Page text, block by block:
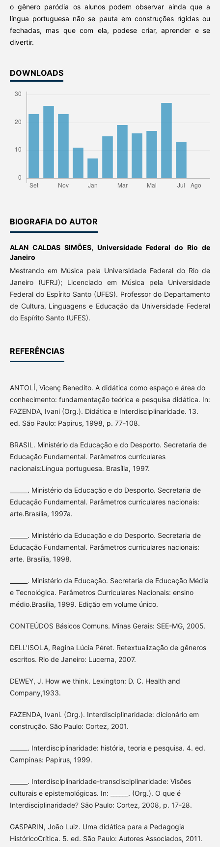
o gênero paródia os alunos podem observar ainda que a
língua portuguesa não se pauta em construções rígidas ou
fechadas, mas que com ela, podese criar, aprender e se
divertir.
DOWNLOADS
BIOGRAFIA DO AUTOR
ALAN CALDAS SIMÕES, Universidade Federal do Rio de
Janeiro
Mestrando em Música pela Universidade Federal do Rio de
Janeiro (UFRJ); Licenciado em Música pela Universidade
Federal do Espírito Santo (UFES). Professor do Departamento
de Cultura, Linguagens e Educação da Universidade Federal
do Espírito Santo (UFES).
REFERÊNCIAS
ANTOLÍ, Vicenç Benedito. A didática como espaço e área do
conhecimento: fundamentação teórica e pesquisa didática. In:
FAZENDA, Ivani (Org.). Didática e Interdisciplinaridade. 13.
ed. São Paulo: Papirus, 1998, p. 77-108.
BRASIL. Ministério da Educação e do Desporto. Secretaria de
Educação Fundamental. Parâmetros curriculares
nacionais:Língua portuguesa. Brasília, 1997.
______. Ministério da Educação e do Desporto. Secretaria de
Educação Fundamental. Parâmetros curriculares nacionais:
arte.Brasília, 1997a.
______. Ministério da Educação e do Desporto. Secretaria de
Educação Fundamental. Parâmetros curriculares nacionais:
arte. Brasília, 1998.
______. Ministério da Educação. Secretaria de Educação Média
e Tecnológica. Parâmetros Curriculares Nacionais: ensino
médio.Brasília, 1999. Edição em volume único.
CONTEÚDOS Básicos Comuns. Minas Gerais: SEE-MG, 2005.
DELL’ISOLA, Regina Lúcia Péret. Retextualização de gêneros
escritos. Rio de Janeiro: Lucerna, 2007.
DEWEY, J. How we think. Lexington: D. C. Health and
Company,1933.
FAZENDA, Ivani. (Org.). Interdisciplinaridade: dicionário em
construção. São Paulo: Cortez, 2001.
______. Interdisciplinaridade: história, teoria e pesquisa. 4. ed.
Campinas: Papirus, 1999.
______. Interdisciplinaridade-transdisciplinaridade: Visões
culturais e epistemológicas. In: ______. (Org.). O que é
Interdisciplinaridade? São Paulo: Cortez, 2008, p. 17-28.
GASPARIN, João Luiz. Uma didática para a Pedagogia
HistóricoCrítica. 5. ed. São Paulo: Autores Associados, 2011.